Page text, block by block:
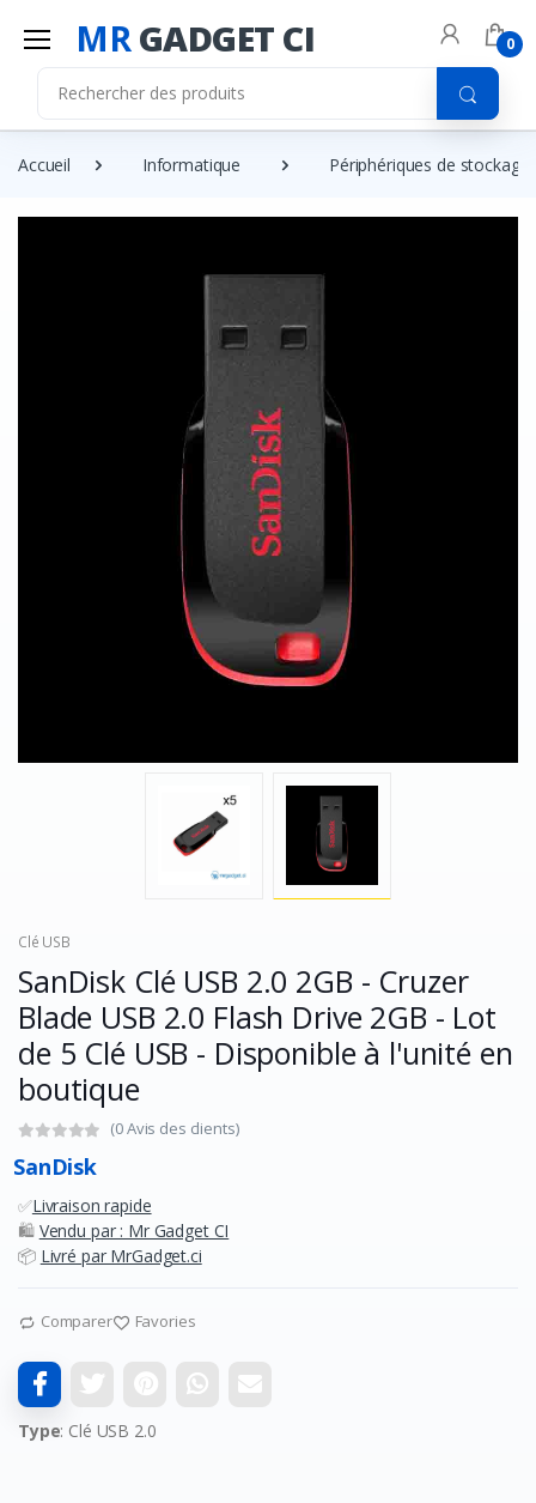
MRGADGET CI 0
Accueil Informatique Périphériques de stockage
Clé USB
SanDisk Clé USB 2.0 2GB - Cruzer
Blade USB 2.0 Flash Drive 2GB - Lot
de 5 Clé USB - Disponible à l'unité en
boutique
(0 Avis des clients)
SanDisk
✅Livraison rapide
🛍️ Vendu par : Mr Gadget CI
📦 Livré par MrGadget.ci
Comparer Favories
Type: Clé USB 2.0